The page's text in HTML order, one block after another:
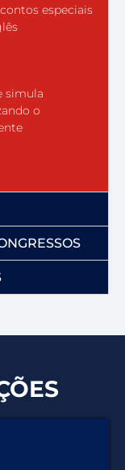
especiais
simula
o